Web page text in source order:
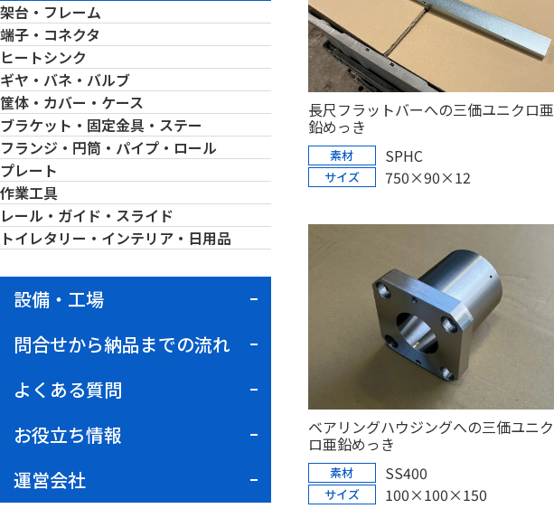
架台・フレーム
端子・コネクタ
ヒートシンク
ギヤ・バネ・バルブ
筐体・カバー・ケース
ブラケット・固定金具・ステー
フランジ・円筒・パイプ・ロール
プレート
作業工具
レール・ガイド・スライド
トイレタリー・インテリア・日用品
設備・工場
問合せから納品までの流れ
よくある質問
お役立ち情報
運営会社
長尺フラットバーへの三価ユニクロ亜
鉛めっき
素材 SPHC
サイズ 750×90×12
ベアリングハウジングへの三価ユニク
ロ亜鉛めっき
素材 SS400
サイズ 100×100×150